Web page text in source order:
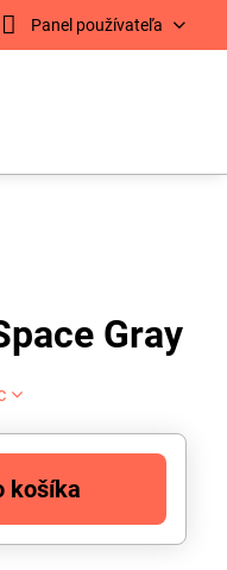
Panel používateľa
Gray
košíka